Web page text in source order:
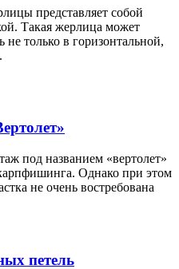
представляет собой
Такая жерлица может
не только в горизонтальной,
под названием «вертолет»
Однако при этом
не очень востребована
петель